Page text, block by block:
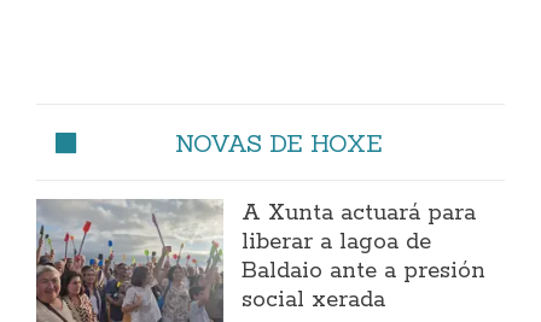
NOVAS DE HOXE
A Xunta actuará para
liberar a lagoa de
Baldaio ante a presión
social xerada